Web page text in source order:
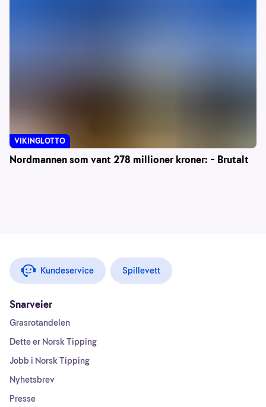
Nordmannen som vant 278 millioner kroner: – Brutalt
VIKINGLOTTO
Kundeservice Spillevett
Snarveier
Grasrotandelen
Dette er Norsk Tipping
Jobb i Norsk Tipping
Nyhetsbrev
Presse